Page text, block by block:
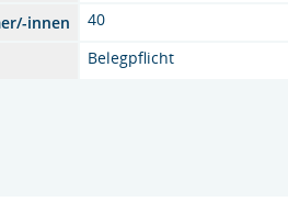
innen
40
Belegpflicht